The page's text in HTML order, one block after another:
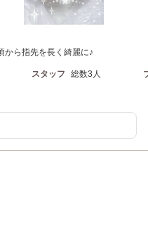
ら指先を長く綺麗に♪
スタッフ 総数3人